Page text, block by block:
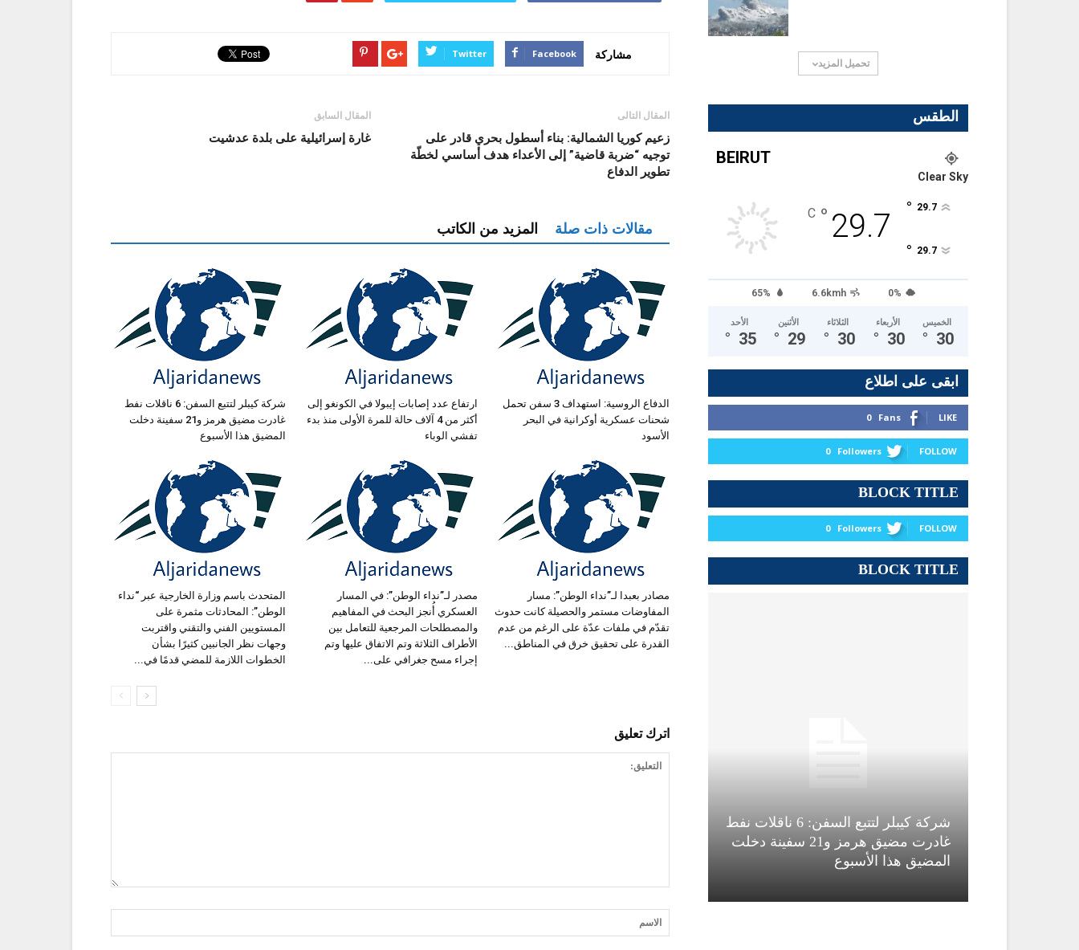
مشاركة Facebook
Twitter
المقال السابق
غارة إسرائيلية على بلدة عدشيت
المقال التالى
زعيم كوريا الشمالية: بناء أسطول بحري قادر على
توجيه “ضربة قاضية” إلى الأعداء هدف أساسي لخطّة
تطوير الدفاع
مقالات ذات صلة المزيد من الكاتب
شركة كيبلر لتتبع السفن: 6 ناقلات نفط
غادرت مضيق هرمز و21 سفينة دخلت
المضيق هذا الأسبوع
ارتفاع عدد إصابات إيبولا في الكونغو إلى
أكثر من 4 آلاف حالة للمرة الأولى منذ بدء
تفشي الوباء
الدفاع الروسية: استهداف 3 سفن تحمل
شحنات عسكرية أوكرانية في البحر
الأسود
المتحدث باسم وزارة الخارجية عبر “نداء
الوطن”: المحادثات مثمرة على
المستويين الفني والتقني واقتربت
وجهات نظر الجانبين كثيرًا بشأن
الخطوات اللازمة للمضي قدمًا في...
مصدر لـ”نداء الوطن”: في المسار
العسكري أُنجز البحث في المفاهيم
والمصطلحات المرجعية للتعامل بين
الأطراف الثلاثة وتم الاتفاق عليها وتم
إجراء مسح جغرافي على...
مصادر بعبدا لـ”نداء الوطن”: مسار
المفاوضات مستمر والحصيلة كانت حدوث
تقدّم في ملفات عدّة على الرغم من عدم
القدرة على تحقيق خرق في المناطق...
اترك تعليق
تحميل المزيد
الطقس
BEIRUT
Clear Sky
29.7
°
C 29.7
°
29.7
°
65% 6.6kmh 0%
الأحد
35
°
الأثنين
29
°
الثلاثاء
30
°
الأربعاء
30
°
الخميس
30
°
ابقى على اطلاع
0 Fans LIKE
0 Followers FOLLOW
BLOCK TITLE
0 Followers FOLLOW
BLOCK TITLE
شركة كيبلر لتتبع السفن: 6 ناقلات نفط
غادرت مضيق هرمز و21 سفينة دخلت
المضيق هذا الأسبوع